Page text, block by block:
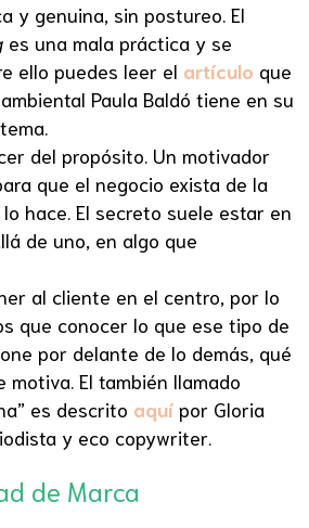
y genuina, sin postureo. El
es una mala práctica y se
ello puedes leer el artículo que
Paula Baldó tiene en su
del propósito. Un motivador
que el negocio exista de la
hace. El secreto suele estar en
de uno, en algo que
al cliente en el centro, por lo
que conocer lo que ese tipo de
por delante de lo demás, qué
motiva. El también llamado
es descrito aquí por Gloria
y eco copywriter.
de Marca